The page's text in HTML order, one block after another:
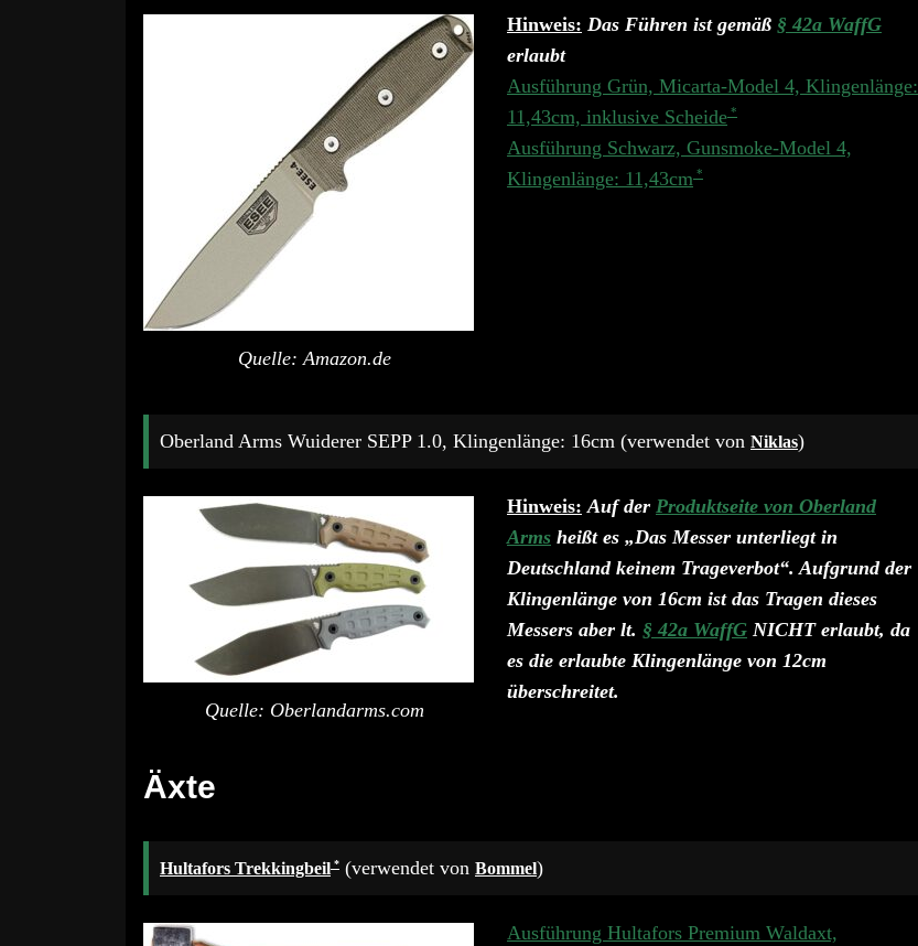
Quelle: Amazon.de
Hinweis: Das Führen ist gemäß § 42a WaffG
erlaubt
Ausführung Grün, Micarta-Model 4, Klingenlänge:
11,43cm, inklusive Scheide
Ausführung Schwarz, Gunsmoke-Model 4,
Klingenlänge: 11,43cm
Oberland Arms Wuiderer SEPP 1.0, Klingenlänge: 16cm (verwendet von Niklas)
Quelle: Oberlandarms.com
Hinweis: Auf der Produktseite von Oberland
Arms heißt es „Das Messer unterliegt in
Deutschland keinem Trageverbot“. Aufgrund der
Klingenlänge von 16cm ist das Tragen dieses
Messers aber lt. § 42a WaffG NICHT erlaubt, da
es die erlaubte Klingenlänge von 12cm
überschreitet.
Äxte
Hultafors Trekkingbeil (verwendet von Bommel)
Ausführung Hultafors Premium Waldaxt,